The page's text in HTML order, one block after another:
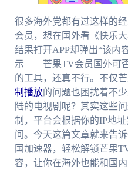
很多海外党都有过这样的
会员，想在国外看《快乐
结果打开APP却弹出“该内
示——芒果TV会员国外可
的工具，还真不行。不仅芒
制播放的问题也困扰着不
陆的电视剧呢？其实这些
制，平台会根据你的IP地
问。今天这篇文章就来告
国加速器，轻松解锁芒果
容，让你在海外也能和国内